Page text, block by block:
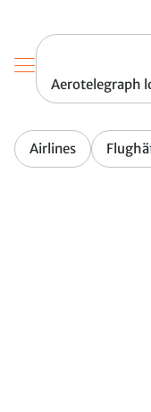
Aerotelegraph
Airlines